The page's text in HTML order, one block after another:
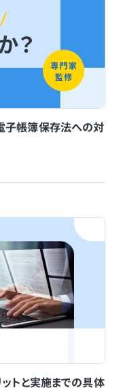
子帳簿保存法への対
ットと実施までの具体